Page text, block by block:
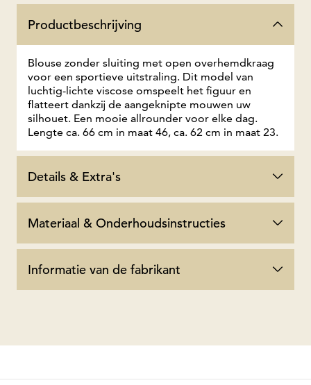
Productbeschrijving
Blouse zonder sluiting met open overhemdkraag
voor een sportieve uitstraling. Dit model van
luchtig-lichte viscose omspeelt het figuur en
flatteert dankzij de aangeknipte mouwen uw
silhouet. Een mooie allrounder voor elke dag.
Lengte ca. 66 cm in maat 46, ca. 62 cm in maat 23.
Details & Extra's
Materiaal & Onderhoudsinstructies
Informatie van de fabrikant